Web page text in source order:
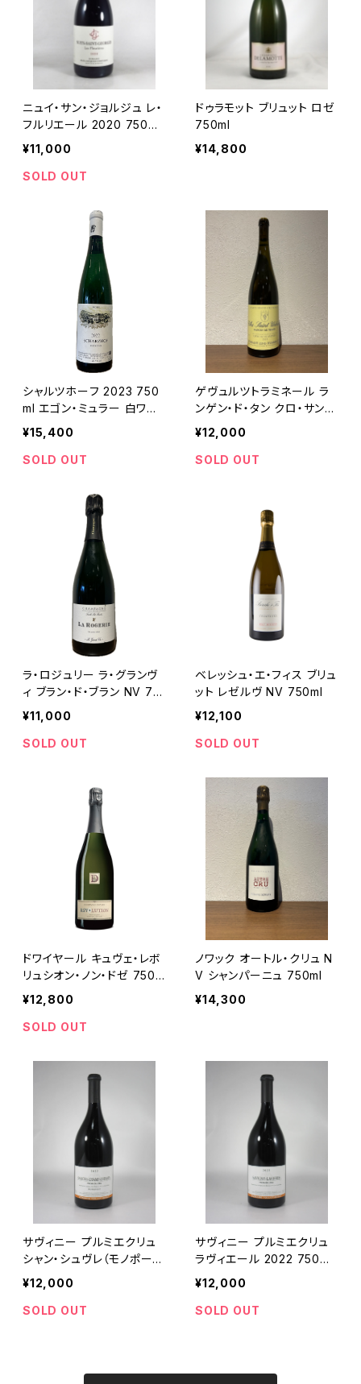
ニュイ・サン・ジョルジュ レ・
フルリエール 2020 750ml
ジャン・ジャック・コンフュロ
¥11,000
SOLD OUT
ドゥラモット ブリュット ロゼ
750ml
¥14,800
シャルツホーフ 2023 750
ml エゴン・ミュラー 白ワイ
ン ドイツ モーゼル リースリ
ング
¥15,400
SOLD OUT
ゲヴュルツトラミネール ラ
ンゲン・ド・タン クロ・サンテ
ュルバン グラン・クリュ 201
9 750ml ツィント・フンブレ
ヒト
¥12,000
SOLD OUT
ラ・ロジュリー ラ・グランヴ
ィ ブラン・ド・ブラン NV 75
0ml
¥11,000
SOLD OUT
ベレッシュ・エ・フィス ブリュ
ット レゼルヴ NV 750ml
¥12,100
SOLD OUT
ドワイヤール キュヴェ・レボ
リュシオン・ノン・ドゼ 750m
l
¥12,800
SOLD OUT
ノワック オートル・クリュ N
V シャンパーニュ 750ml
¥14,300
サヴィニー プルミエクリュ
シャン・シュヴレ（モノポー
ル）2022 750ml トロ・ボー
¥12,000
SOLD OUT
サヴィニー プルミエクリュ
ラヴィエール 2022 750ml
トロ ボー
¥12,000
SOLD OUT